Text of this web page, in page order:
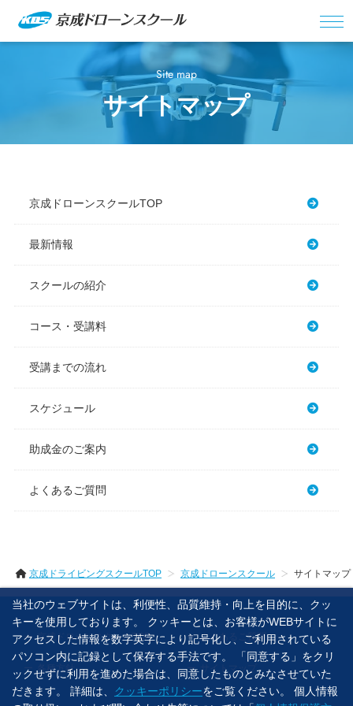
Site map
サイトマップ
京成ドローンスクールTOP
最新情報
スクールの紹介
コース・受講料
受講までの流れ
スケジュール
助成金のご案内
よくあるご質問
京成ドライビングスクールTOP 京成ドローンスクール サイトマップ
京成ドローンスクールTOP よくあるご質問
各種方針 サイトマップ
当社のウェブサイトは、利便性、品質維持・向上を目的に、クッ
キーを使用しております。 クッキーとは、お客様がWEBサイトに
アクセスした情報を数字英字により記号化し、ご利用されている
パソコン内に記録として保存する手法です。 「同意する」をクリ
ックせずに利用を進めた場合は、同意したものとみなさせていた
だきます。 詳細は、
クッキーポリシーをご覧ください。 個人情報